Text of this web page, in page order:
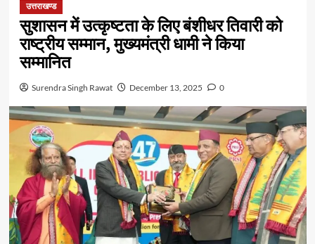
उत्तराखण्ड
सुशासन में उत्कृष्टता के लिए बंशीधर तिवारी को
राष्ट्रीय सम्मान, मुख्यमंत्री धामी ने किया
सम्मानित
Surendra Singh Rawat December 13, 2025 0